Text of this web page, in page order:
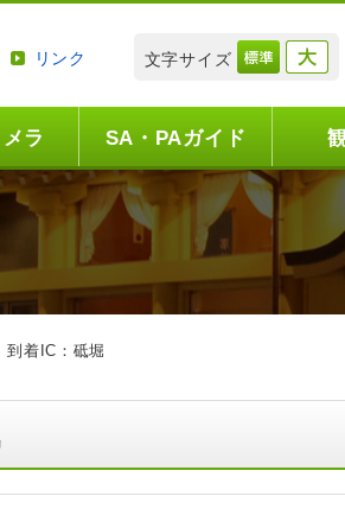
リンク 文字サイズ
ラ SA・PAガイド
到着IC：砥堀